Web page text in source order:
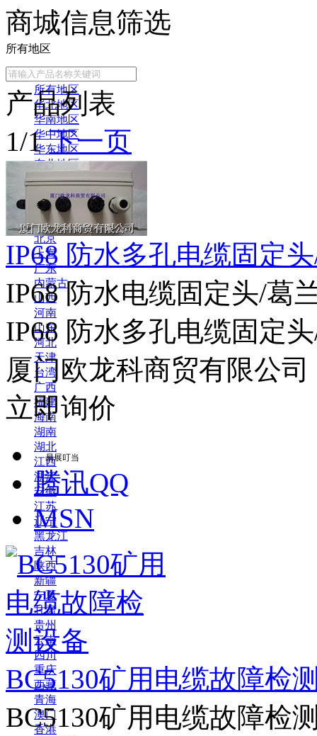
商城信息筛选
所有地区
常用地区
所有地区
华北地区
华南地区
华中地区
华东地区
东北地区
西北地区
西南地区
青藏地区
省份
北京
上海
广东
内蒙古
山西
河南
山东
河北
天津
台湾
广西
福建
海南
湖南
湖北
江西
浙江
安徽
江苏
辽宁
黑龙江
吉林
陕西
新疆
宁夏
甘肃
贵州
云南
四川
重庆
西藏
青海
澳门
香港
产品列表
1/1下一页
IP68 防水多孔电缆固定
IP68 防水电缆固定头/葛
IP68 防水多孔电缆固定
厦门欧龙科商贸有限公司
立即询价
易展叮当
腾讯QQ
MSN
BC5130矿用电缆故障检
BC5130矿用电缆故障检